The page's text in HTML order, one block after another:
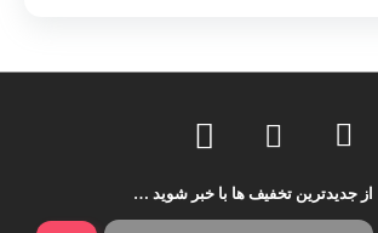
از جدیدترین تخفیف ها با خبر شوید …